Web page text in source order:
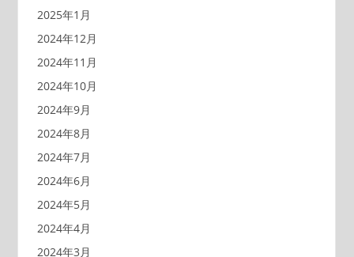
2025年1月
2024年12月
2024年11月
2024年10月
2024年9月
2024年8月
2024年7月
2024年6月
2024年5月
2024年4月
2024年3月